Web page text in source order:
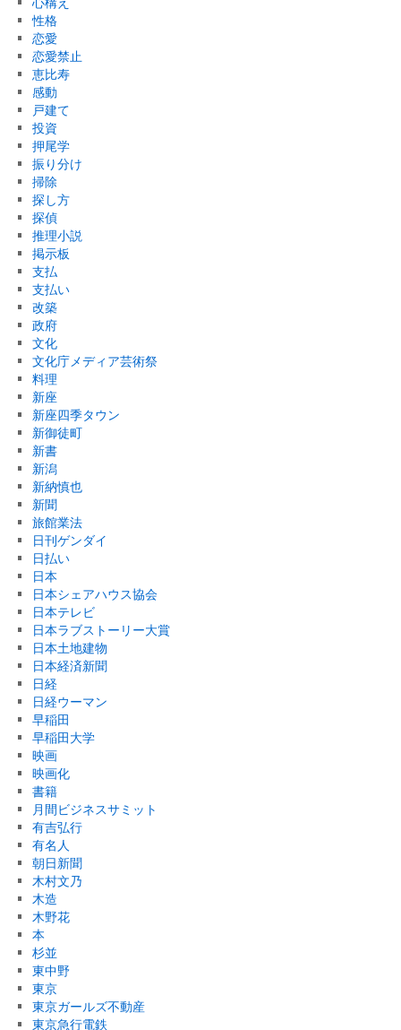
性格
恋愛
恋愛禁止
恵比寿
感動
戸建て
投資
押尾学
振り分け
掃除
探し方
探偵
推理小説
掲示板
支払
支払い
改築
政府
文化
文化庁メディア芸術祭
料理
新座
新座四季タウン
新御徒町
新書
新潟
新納慎也
新聞
旅館業法
日刊ゲンダイ
日払い
日本
日本シェアハウス協会
日本テレビ
日本ラブストーリー大賞
日本土地建物
日本経済新聞
日経
日経ウーマン
早稲田
早稲田大学
映画
映画化
書籍
月間ビジネスサミット
有吉弘行
有名人
朝日新聞
木村文乃
木造
木野花
本
杉並
東中野
東京
東京ガールズ不動産
東京急行電鉄